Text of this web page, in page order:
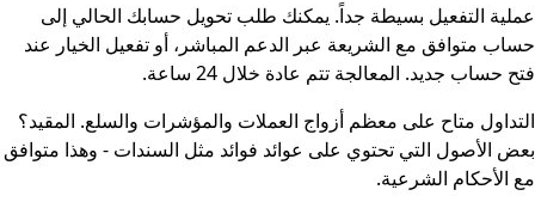
عملية التفعيل بسيطة جداً. يمكنك طلب تحويل حسابك الحالي إلى
حساب متوافق مع الشريعة عبر الدعم المباشر، أو تفعيل الخيار عند
فتح حساب جديد. المعالجة تتم عادة خلال 24 ساعة.
التداول متاح على معظم أزواج العملات والمؤشرات والسلع. المقيد؟
بعض الأصول التي تحتوي على عوائد فوائد مثل السندات - وهذا متوافق
مع الأحكام الشرعية.